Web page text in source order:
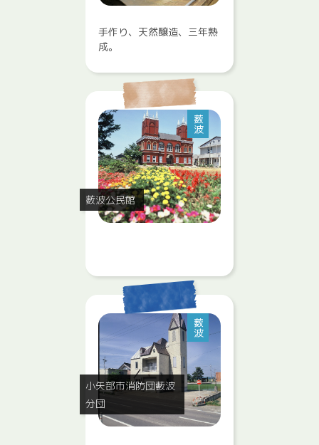
手作り、天然醸造、三年熟
成。
薮波公民館
薮波
小矢部市消防団藪波
分団
薮波